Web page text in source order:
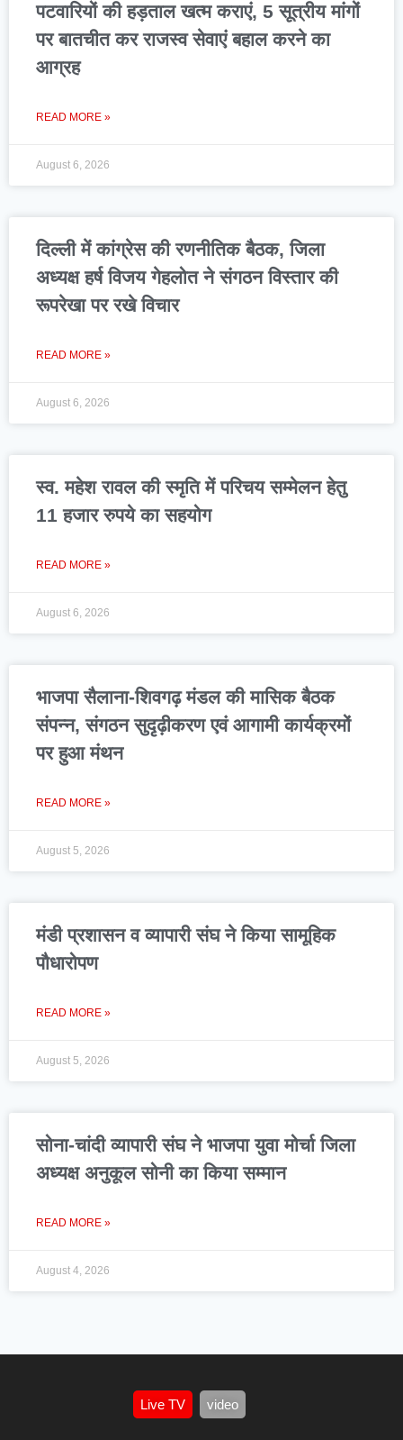
पटवारियों की हड़ताल खत्म कराएं, 5 सूत्रीय मांगों
पर बातचीत कर राजस्व सेवाएं बहाल करने का
आग्रह
READ MORE »
August 6, 2026
दिल्ली में कांग्रेस की रणनीतिक बैठक, जिला
अध्यक्ष हर्ष विजय गेहलोत ने संगठन विस्तार की
रूपरेखा पर रखे विचार
READ MORE »
August 6, 2026
स्व. महेश रावल की स्मृति में परिचय सम्मेलन हेतु
11 हजार रुपये का सहयोग
READ MORE »
August 6, 2026
भाजपा सैलाना-शिवगढ़ मंडल की मासिक बैठक
संपन्न, संगठन सुदृढ़ीकरण एवं आगामी कार्यक्रमों
पर हुआ मंथन
READ MORE »
August 5, 2026
मंडी प्रशासन व व्यापारी संघ ने किया सामूहिक
पौधारोपण
READ MORE »
August 5, 2026
सोना-चांदी व्यापारी संघ ने भाजपा युवा मोर्चा जिला
अध्यक्ष अनुकूल सोनी का किया सम्मान
READ MORE »
August 4, 2026
Live TV video